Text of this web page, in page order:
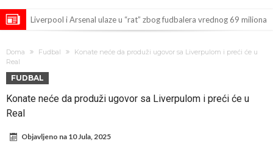
Liverpool i Arsenal ulaze u “rat” zbog fudbalera vrednog 69 miliona
Suđenje o smrti Maradone: Noge su mu bile natečene, nije se hteo
oprati
Ko je pomogao Rodriju da odabere Barselonu?
Doma Fudbal
Konate neće da produži ugovor sa Liverpulom i preći će u
Real
FUDBAL
Konate neće da produži ugovor sa Liverpulom i preći će u
Real
Objavljeno na 10 Jula, 2025